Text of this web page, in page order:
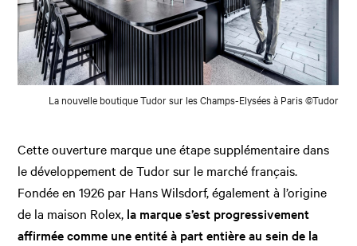
La nouvelle boutique Tudor sur les Champs-Elysées à Paris ©Tudor
Cette ouverture marque une étape supplémentaire dans
le développement de Tudor sur le marché français.
Fondée en 1926 par Hans Wilsdorf, également à l’origine
de la maison Rolex, la marque s’est progressivement
affirmée comme une entité à part entière au sein de la